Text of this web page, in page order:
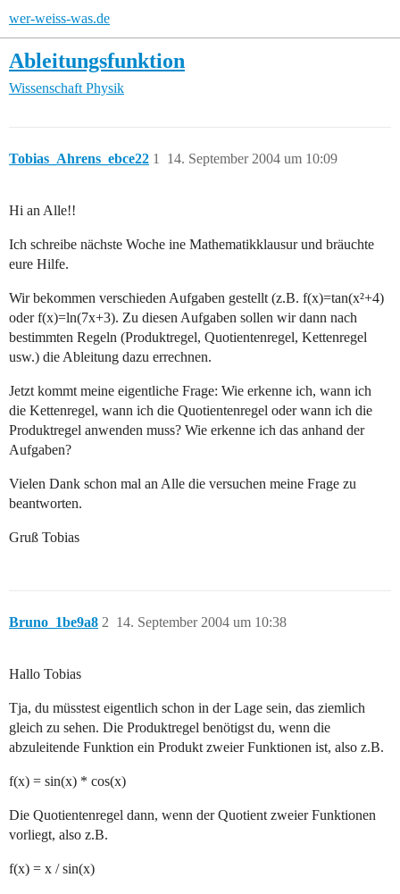
wer-weiss-was.de
Ableitungsfunktion
Wissenschaft Physik
Tobias_Ahrens_ebce22 14. September 2004 um 10:09
1
Hi an Alle!!
Ich schreibe nächste Woche ine Mathematikklausur und bräuchte
eure Hilfe.
Wir bekommen verschieden Aufgaben gestellt (z.B. f(x)=tan(x²+4)
oder f(x)=ln(7x+3). Zu diesen Aufgaben sollen wir dann nach
bestimmten Regeln (Produktregel, Quotientenregel, Kettenregel
usw.) die Ableitung dazu errechnen.
Jetzt kommt meine eigentliche Frage: Wie erkenne ich, wann ich
die Kettenregel, wann ich die Quotientenregel oder wann ich die
Produktregel anwenden muss? Wie erkenne ich das anhand der
Aufgaben?
Vielen Dank schon mal an Alle die versuchen meine Frage zu
beantworten.
Gruß Tobias
Bruno_1be9a8 14. September 2004 um 10:38
2
Hallo Tobias
Tja, du müsstest eigentlich schon in der Lage sein, das ziemlich
gleich zu sehen. Die Produktregel benötigst du, wenn die
abzuleitende Funktion ein Produkt zweier Funktionen ist, also z.B.
f(x) = sin(x) * cos(x)
Die Quotientenregel dann, wenn der Quotient zweier Funktionen
vorliegt, also z.B.
f(x) = x / sin(x)